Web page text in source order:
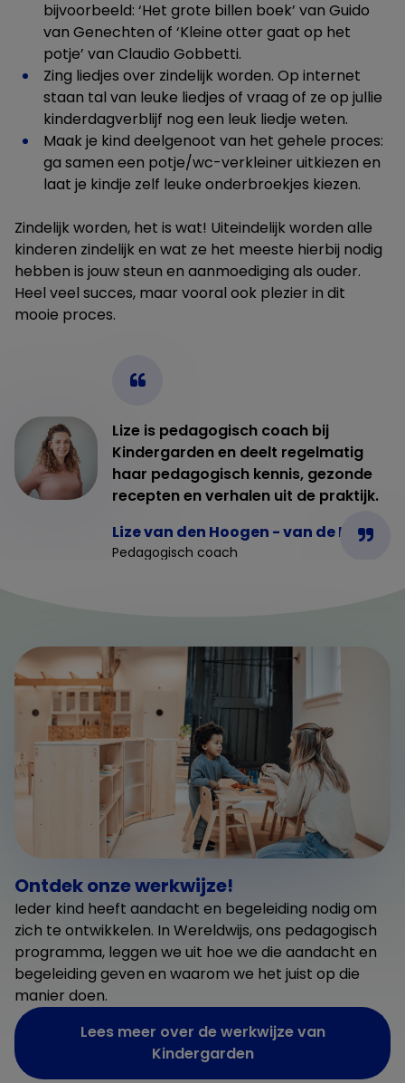
bijvoorbeeld: ‘Het grote billen boek’ van Guido
van Genechten of ‘Kleine otter gaat op het
potje’ van Claudio Gobbetti.
Zing liedjes over zindelijk worden. Op internet
staan tal van leuke liedjes of vraag of ze op jullie
kinderdagverblijf nog een leuk liedje weten.
Maak je kind deelgenoot van het gehele proces:
ga samen een potje/wc-verkleiner uitkiezen en
laat je kindje zelf leuke onderbroekjes kiezen.
Zindelijk worden, het is wat! Uiteindelijk worden alle
kinderen zindelijk en wat ze het meeste hierbij nodig
hebben is jouw steun en aanmoediging als ouder.
Heel veel succes, maar vooral ook plezier in dit
mooie proces.
Lize is pedagogisch coach bij
Kindergarden en deelt regelmatig
haar pedagogisch kennis, gezonde
recepten en verhalen uit de praktijk.
Lize van den Hoogen - van de Linde
Pedagogisch coach
Ontdek onze werkwijze!
Ieder kind heeft aandacht en begeleiding nodig om
zich te ontwikkelen. In Wereldwijs, ons pedagogisch
programma, leggen we uit hoe we die aandacht en
begeleiding geven en waarom we het juist op die
manier doen.
Lees meer over de werkwijze van
Kindergarden